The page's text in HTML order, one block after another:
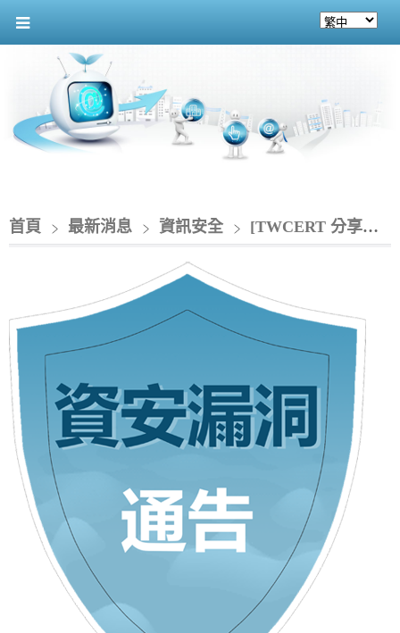
首頁 最新消息 資訊安全 [TWCERT 分享資安情資]_HPE 旗下OneView存在重大資安漏洞(CVE-2025-37164)